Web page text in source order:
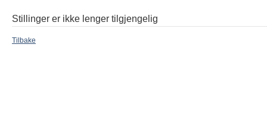
Stillinger er ikke lenger tilgjengelig
Tilbake